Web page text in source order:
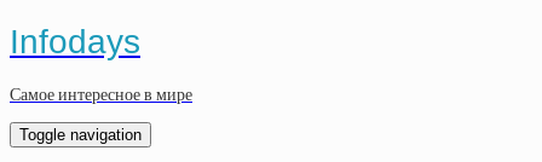
Infodays
Самое интересное в мире
Toggle navigation